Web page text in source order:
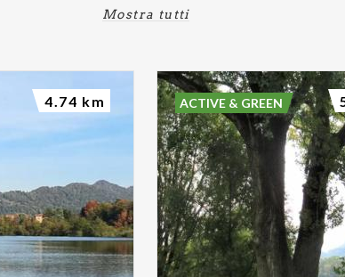
Mostra tutti
4.74 km ACTIVE & GREEN